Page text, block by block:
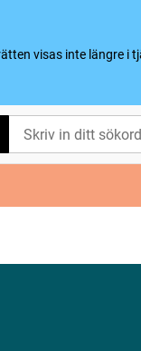
visas inte längre i